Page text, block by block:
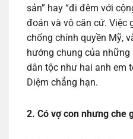
sản” hay “đi đêm với
đoán và vô căn cứ. Việc
chống chính quyền Mỹ,
hướng chung của
dân tộc như hai anh em
Diệm chẳng hạn.
2. Có vợ con nhưng che